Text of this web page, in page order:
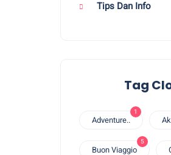
Tips Dan Info
Tag
Adventure..
1
Buon Viaggio
5